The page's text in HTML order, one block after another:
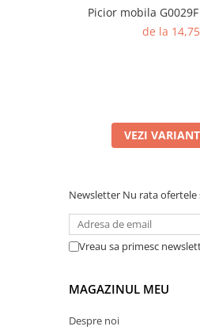
Picior mobila
de la
VEZI
Newsletter Nu rata
Vreau sa primesc
MAGAZINUL MEU
Despre noi